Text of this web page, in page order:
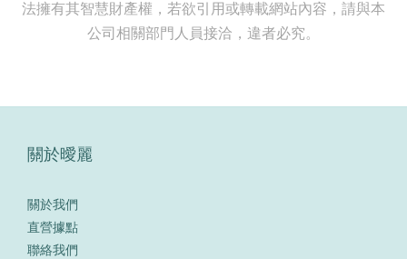
法擁有其智慧財產權，若欲引用或轉載網站內容，請與本
公司相關部門人員接洽，違者必究。
關於曖麗
關於我們
直營據點
聯絡我們